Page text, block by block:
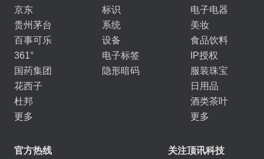
京东
贵州茅台
百事可乐
361°
国药集团
花西子
杜邦
更多
标识
系统
设备
电子标签
隐形暗码
电子电器
美妆
食品饮料
IP授权
服装珠宝
日用品
酒类茶叶
更多
官方热线 关注顶讯科技